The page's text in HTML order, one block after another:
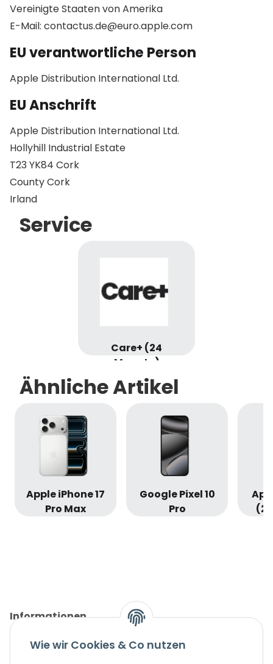
Vereinigte Staaten von Amerika
E-Mail: contactus.de@euro.apple.com
EU verantwortliche Person
Apple Distribution International Ltd.
EU Anschrift
Apple Distribution International Ltd.
Hollyhill Industrial Estate
T23 YK84 Cork
County Cork
Irland
Service
Care+ (24
Monate)
Ähnliche Artikel
Apple iPhone 17
Pro Max
Google Pixel 10
Pro
Informationen
Gesetzliche Informationen
Wie wir Cookies & Co nutzen